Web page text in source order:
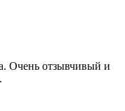
Очень отзывчивый и